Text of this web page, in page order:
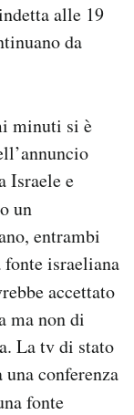
alle 19
da
minuti si è
Israele e
un
entrambi
israeliana
accettato
ma non di
La tv di stato
conferenza
fonte